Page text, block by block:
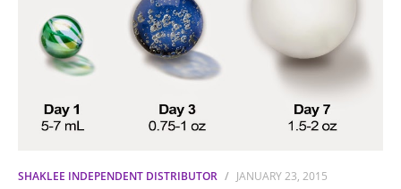
SHAKLEE INDEPENDENT DISTRIBUTOR JANUARY 23, 2015